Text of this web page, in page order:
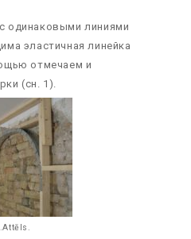
одинаковыми линиями
эластичная линейка
отмечаем и
(сн. 1).